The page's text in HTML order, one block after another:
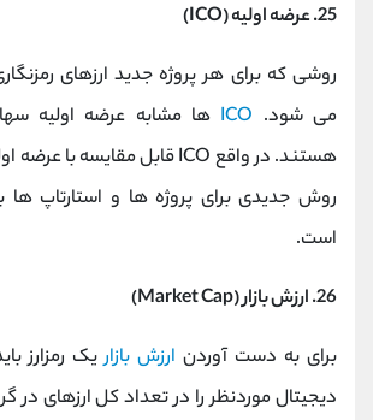
25. عرضه اولیه (ICO)
روشی که برای هر پروژه جدید ارزهای
می شود. ICO
روش جدیدی برای پروژه ها و استارتاپ ها
است.
26. ارزش بازار (Market Cap)
برای به دست آوردن ارزش بازاریک رمزارز
دیجیتال موردنظر را در تعداد کل ارزهای